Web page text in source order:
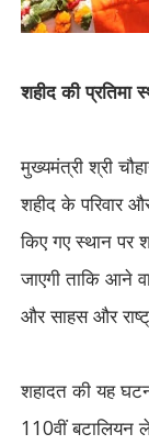
शहीद की प्रतिमा
मुख्यमंत्री श्री
शहीद के परिवार
किए गए स्थान पर
जाएगी ताकि आने
और साहस और
शहादत की यह
110वीं बटालियन